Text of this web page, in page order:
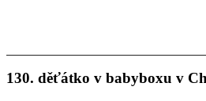
130. děťátko v babyboxu v